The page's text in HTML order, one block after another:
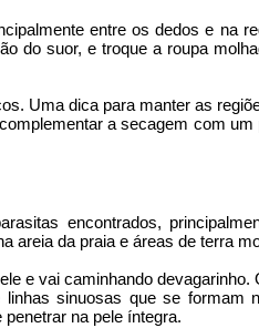
entre os dedos e na
do suor, e troque a roupa
Uma dica para manter as
a secagem com um
encontrados,
areia da praia e áreas de terra
e vai caminhando devagarinho.
sinuosas que se formam
na pele íntegra.